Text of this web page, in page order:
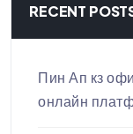
RECENT
Пин Ап кз
онлайн